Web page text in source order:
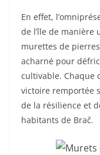
En effet,
de l’île de manière
murettes de
acharné pour
cultivable. Chaque
victoire remportée
de la résilience et
habitants de Brač.